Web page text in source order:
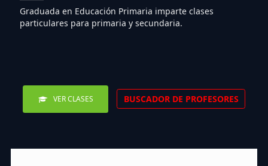
Graduada en Educación Primaria imparte clases
particulares para primaria y secundaria.
VER CLASES BUSCADOR DE PROFESORES